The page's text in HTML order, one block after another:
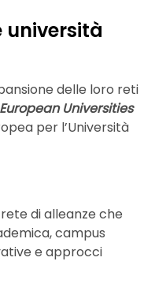
università
delle loro reti
European Universities
per l’Università
di alleanze che
campus
e approcci